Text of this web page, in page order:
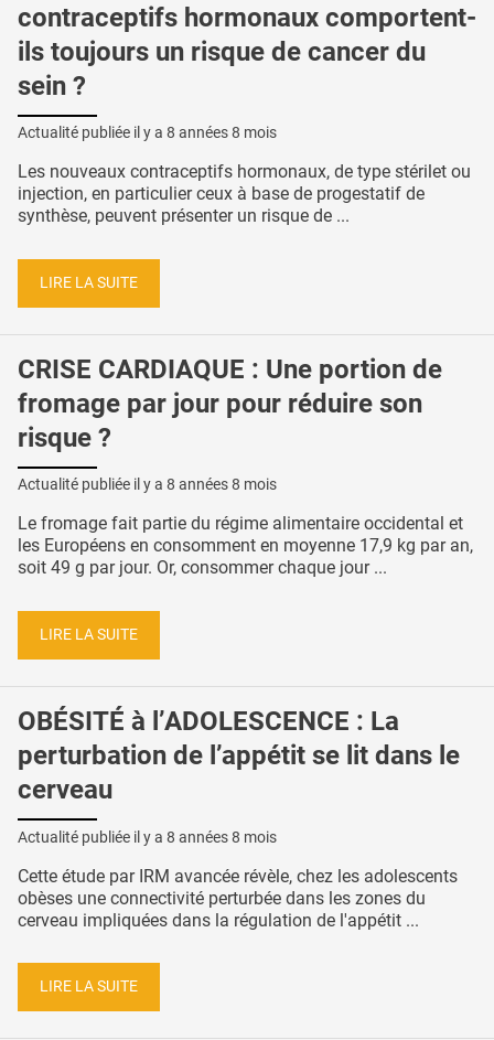
contraceptifs hormonaux comportent-
ils toujours un risque de cancer du
sein ?
Actualité publiée il y a 8 années 8 mois
Les nouveaux contraceptifs hormonaux, de type stérilet ou
injection, en particulier ceux à base de progestatif de
synthèse, peuvent présenter un risque de ...
LIRE LA SUITE
CRISE CARDIAQUE : Une portion de
fromage par jour pour réduire son
risque ?
Actualité publiée il y a 8 années 8 mois
Le fromage fait partie du régime alimentaire occidental et
les Européens en consomment en moyenne 17,9 kg par an,
soit 49 g par jour. Or, consommer chaque jour ...
LIRE LA SUITE
OBÉSITÉ à l’ADOLESCENCE : La
perturbation de l’appétit se lit dans le
cerveau
Actualité publiée il y a 8 années 8 mois
Cette étude par IRM avancée révèle, chez les adolescents
obèses une connectivité perturbée dans les zones du
cerveau impliquées dans la régulation de l'appétit ...
LIRE LA SUITE